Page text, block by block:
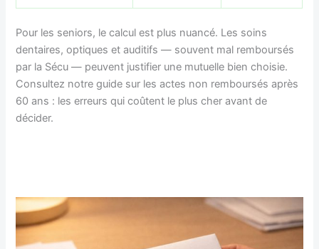
Pour les seniors, le calcul est plus nuancé. Les soins
dentaires, optiques et auditifs — souvent mal remboursés
par la Sécu — peuvent justifier une mutuelle bien choisie.
Consultez notre guide sur les actes non remboursés après
60 ans : les erreurs qui coûtent le plus cher avant de
décider.